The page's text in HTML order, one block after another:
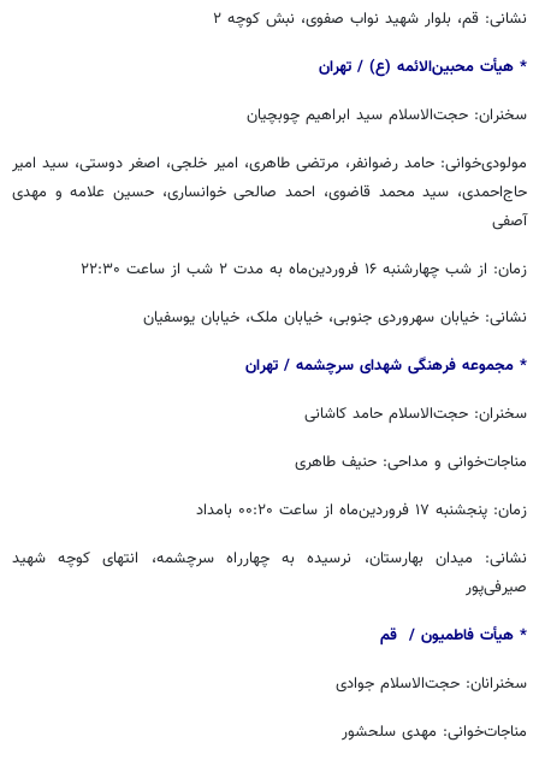
نشانی: قم، بلوار شهید نواب صفوی، نبش کوچه ۲
* هیأت محبین‌الائمه (ع) / ‏‬تهران
سخنران: حجت‌الاسلام سید ابراهیم چوبچیان
مولودی‌خوانی: حامد رضوانفر، مرتضی طاهری، امیر خلجی، اصغر دوستی، سید امیر
حاج‌احمدی، سید محمد قاضوی، احمد صالحی خوانساری، حسین علامه و مهدی
آصفی
زمان: از شب چهارشنبه ۱۶ فروردین‌ماه به مدت ۲ شب از ساعت ۲۲:۳۰
نشانی: خیابان سهروردی جنوبی، خیابان ملک، خیابان یوسفیان
* مجموعه فرهنگی شهدای سرچشمه / ‏‬تهران
سخنران: حجت‌الاسلام حامد کاشانی
مناجات‌خوانی و مداحی: حنیف طاهری
زمان: پنجشنبه ۱۷ فروردین‌ماه از ساعت ۰۰:۲۰ بامداد
نشانی: میدان بهارستان، نرسیده به چهارراه سرچشمه، انتهای کوچه شهید
صیرفی‌پور
* هیأت فاطمیون / ‏ قم
سخنرانان: حجت‌الاسلام جوادی
مناجات‌خوانی: مهدی سلحشور